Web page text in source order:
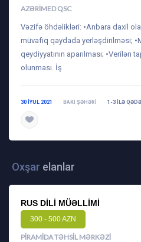
AZƏRIMED QSC
Vəzifə öhdəlikləri: •Anbara daxil
müvafiq qaydada yerləşdirilməsi;
qeydiyyatının aparılması; •Verilən
olunması. İş
30 IYUL 2021 BAKI ŞƏHƏRI 1-3 ILƏ
Oxşar elanlar
RUS DILI MÜƏLLIMI
300 - 500 AZN
PIRAMIDA TƏHSIL MƏRKƏZI